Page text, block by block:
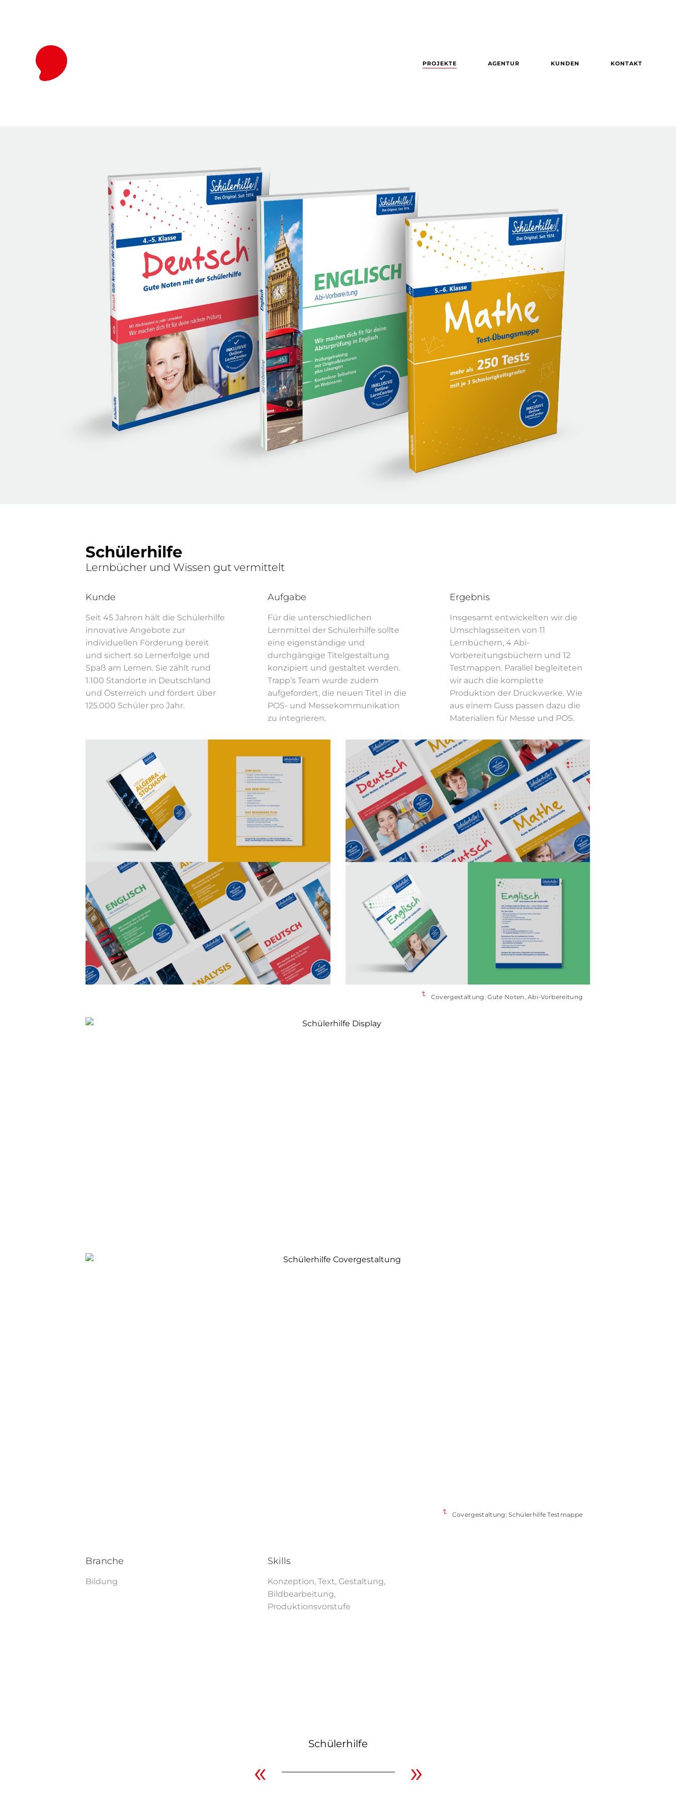
PROJEKTE AGENTUR KUNDEN KONTAKT
Schülerhilfe
Lernbücher und Wissen gut vermittelt
Kunde
Seit 45 Jahren hält die Schülerhilfe
innovative Angebote zur
individuellen Förderung bereit
und sichert so Lernerfolge und
Spaß am Lernen. Sie zählt rund
1.100 Standorte in Deutschland
und Österreich und fördert über
125.000 Schüler pro Jahr.
Aufgabe
Für die unterschiedlichen
Lernmittel der Schülerhilfe sollte
eine eigenständige und
durchgängige Titelgestaltung
konzipiert und gestaltet werden.
Trapp’s Team wurde zudem
aufgefordert, die neuen Titel in die
POS- und Messekommunikation
zu integrieren.
Ergebnis
Insgesamt entwickelten wir die
Umschlagsseiten von 11
Lernbüchern, 4 Abi-
Vorbereitungsbüchern und 12
Testmappen. Parallel begleiteten
wir auch die komplette
Produktion der Druckwerke. Wie
aus einem Guss passen dazu die
Materialien für Messe und POS.
Covergestaltung: Gute Noten, Abi-Vorbereitung
Covergestaltung: Schülerhilfe Testmappe
Branche
Bildung
Skills
Konzeption, Text, Gestaltung,
Bildbearbeitung,
Produktionsvorstufe
Schülerhilfe
« »